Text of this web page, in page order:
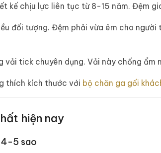
kế chịu lực liên tục từ 8-15 năm. Đệm
đối tượng. Đệm phải vừa êm cho
vải tick chuyên dụng. Vải này chống ẩm
thích kích thước với bộ chăn ga gối
hiện nay
4-5 sao